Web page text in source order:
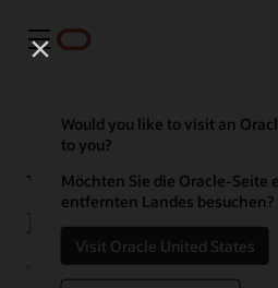
Menü
Would you like to visit an
to you?
Möchten Sie die Oracle-Seite
entfernten Landes besuchen?
Visit Oracle United States
Was ist Enterprise
Management